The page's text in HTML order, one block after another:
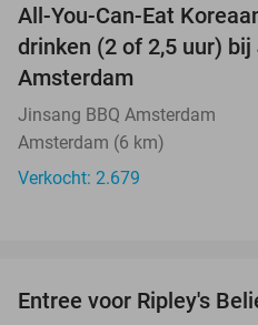
All-You-Can-Eat
drinken (2 of 2,5 uur) bij
Amsterdam
Jinsang BBQ Amsterdam
Amsterdam (6 km)
Verkocht: 2.679
Entree voor Ripley's